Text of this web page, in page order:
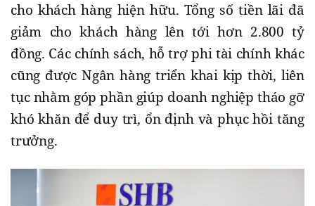
cho khách hàng hiện hữu. Tổng số tiền lãi đã
giảm cho khách hàng lên tới hơn 2.800 tỷ
đồng. Các chính sách, hỗ trợ phi tài chính khác
cũng được Ngân hàng triển khai kịp thời, liên
tục nhằm góp phần giúp doanh nghiệp tháo gỡ
khó khăn để duy trì, ổn định và phục hồi tăng
trưởng.